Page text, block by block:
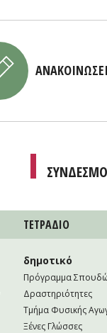
ΤΕΤΡAΔΙΟ
δημοτικό
Πρόγραμμα
Δραστηριότητες
Τμήμα Φυσικής
Ξένες Γλώσσες